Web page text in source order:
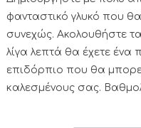
φανταστικό γλυκό που
συνεχώς. Ακολουθήστε
λίγα λεπτά θα έχετε ένα
επιδόρπιο που θα
καλεσμένους σας.